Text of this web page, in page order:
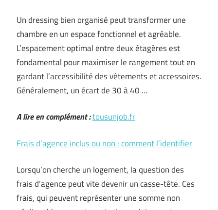
Un dressing bien organisé peut transformer une
chambre en un espace fonctionnel et agréable.
L’espacement optimal entre deux étagères est
fondamental pour maximiser le rangement tout en
gardant l’accessibilité des vêtements et accessoires.
Généralement, un écart de 30 à 40 …
A lire en complément :tousunjob.fr
Frais d’agence inclus ou non : comment l’identifier
Lorsqu’on cherche un logement, la question des
frais d’agence peut vite devenir un casse-tête. Ces
frais, qui peuvent représenter une somme non